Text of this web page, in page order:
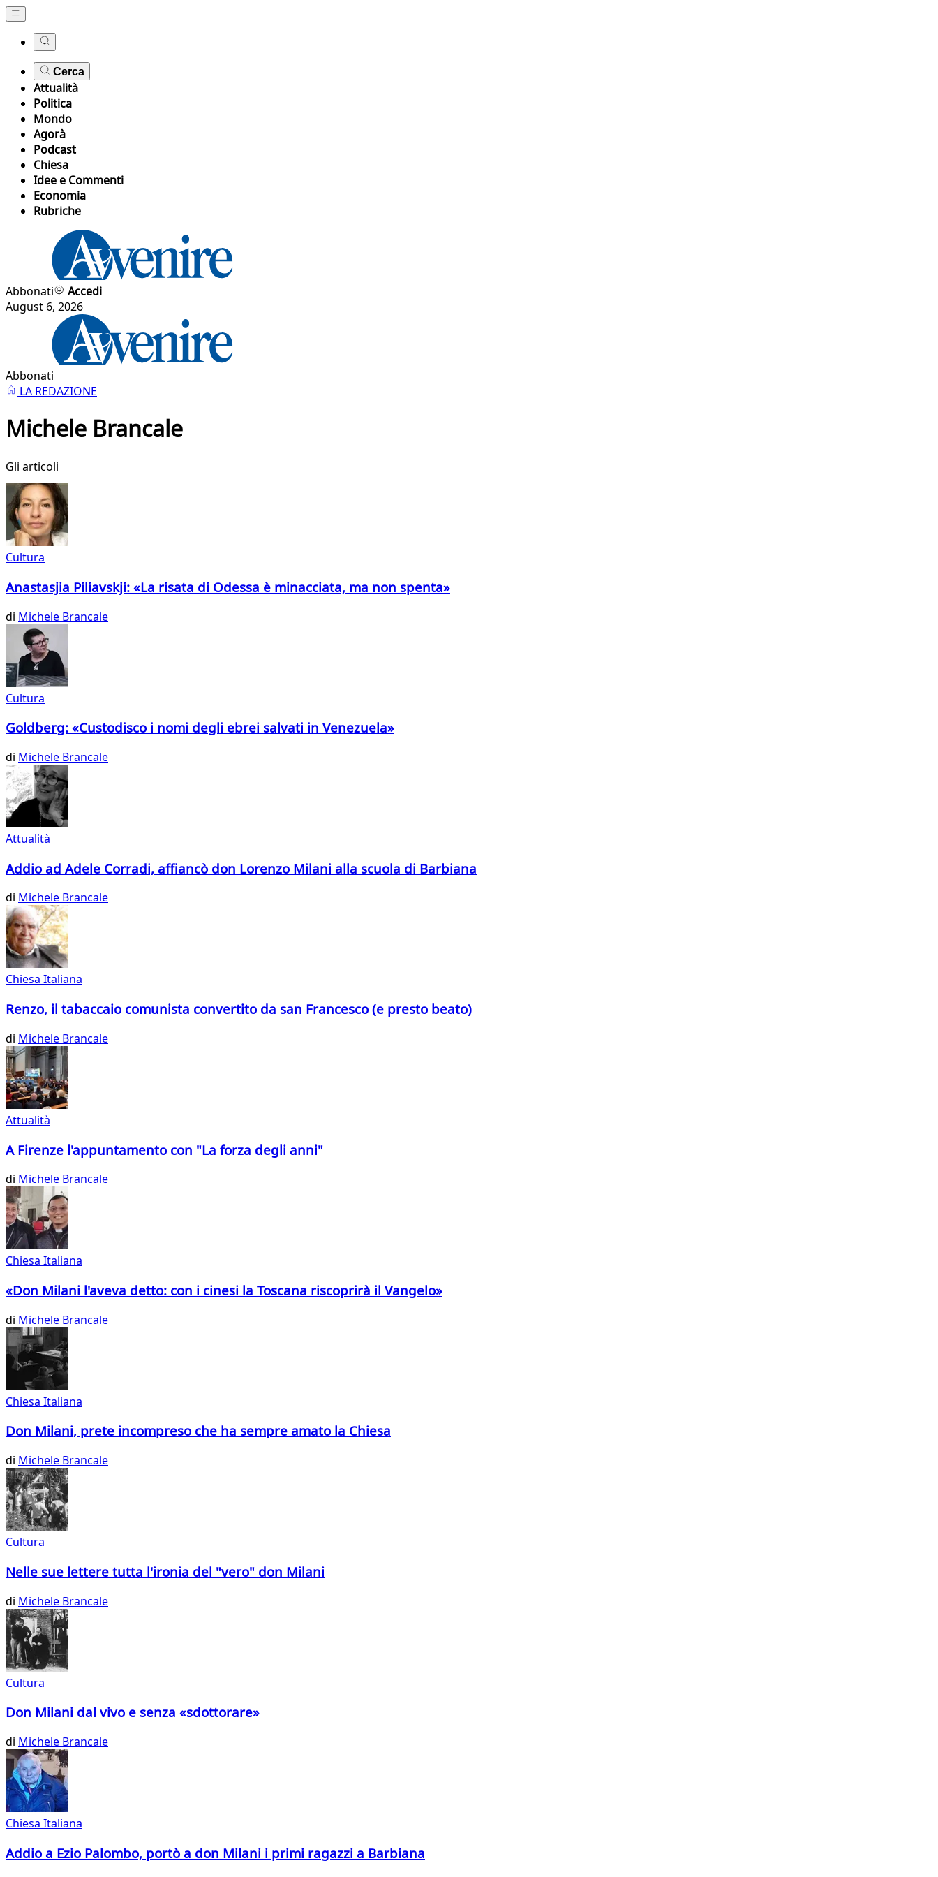
Cerca
Attualità
Politica
Mondo
Agorà
Podcast
Chiesa
Idee e Commenti
Economia
Rubriche
Abbonati
Accedi
August 6, 2026
Abbonati
LA REDAZIONE
Michele Brancale
Gli articoli
Cultura
Anastasjia Piliavskji: «La risata di Odessa è minacciata, ma non spenta»
di Michele Brancale
Cultura
Goldberg: «Custodisco i nomi degli ebrei salvati in Venezuela»
di Michele Brancale
Attualità
Addio ad Adele Corradi, affiancò don Lorenzo Milani alla scuola di Barbiana
di Michele Brancale
Chiesa Italiana
Renzo, il tabaccaio comunista convertito da san Francesco (e presto beato)
di Michele Brancale
Attualità
A Firenze l'appuntamento con "La forza degli anni"
di Michele Brancale
Chiesa Italiana
«Don Milani l'aveva detto: con i cinesi la Toscana riscoprirà il Vangelo»
di Michele Brancale
Chiesa Italiana
Don Milani, prete incompreso che ha sempre amato la Chiesa
di Michele Brancale
Cultura
Nelle sue lettere tutta l'ironia del "vero" don Milani
di Michele Brancale
Cultura
Don Milani dal vivo e senza «sdottorare»
di Michele Brancale
Chiesa Italiana
Addio a Ezio Palombo, portò a don Milani i primi ragazzi a Barbiana